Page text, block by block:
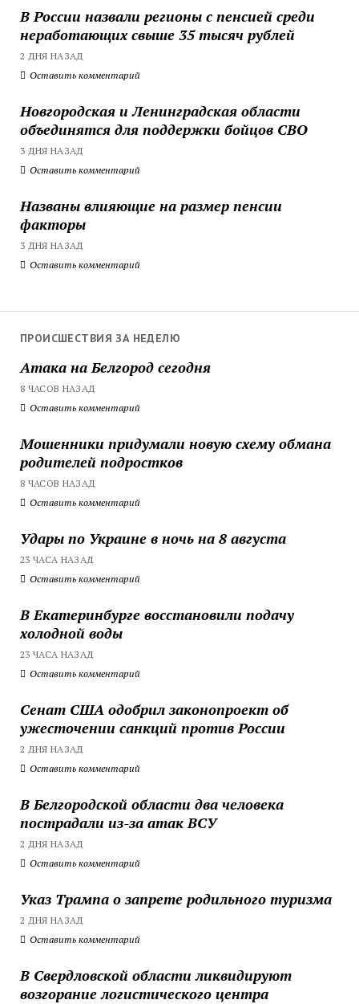
В России назвали регионы с пенсией среди
неработающих свыше 35 тысяч рублей
2 ДНЯ НАЗАД
Оставить комментарий
Новгородская и Ленинградская области
объединятся для поддержки бойцов СВО
3 ДНЯ НАЗАД
Оставить комментарий
Названы влияющие на размер пенсии
факторы
3 ДНЯ НАЗАД
Оставить комментарий
ПРОИСШЕСТВИЯ ЗА НЕДЕЛЮ
Атака на Белгород сегодня
8 ЧАСОВ НАЗАД
Оставить комментарий
Мошенники придумали новую схему обмана
родителей подростков
8 ЧАСОВ НАЗАД
Оставить комментарий
Удары по Украине в ночь на 8 августа
23 ЧАСА НАЗАД
Оставить комментарий
В Екатеринбурге восстановили подачу
холодной воды
23 ЧАСА НАЗАД
Оставить комментарий
Сенат США одобрил законопроект об
ужесточении санкций против России
2 ДНЯ НАЗАД
Оставить комментарий
В Белгородской области два человека
пострадали из-за атак ВСУ
2 ДНЯ НАЗАД
Оставить комментарий
Указ Трампа о запрете родильного туризма
2 ДНЯ НАЗАД
Оставить комментарий
В Свердловской области ликвидируют
возгорание логистического центра